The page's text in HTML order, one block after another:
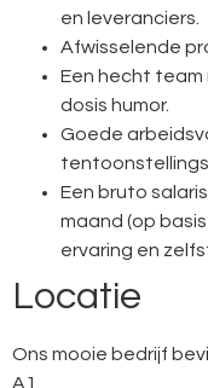
en leveranciers.
Afwisselende
Een hecht team
dosis humor.
Goede
Een bruto
maand (op basis
ervaring en
Locatie
Ons mooie bedrijf
A1.